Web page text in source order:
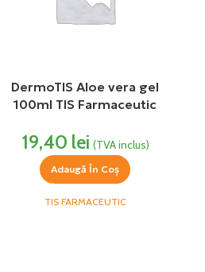
DermoTIS Aloe vera gel
100ml TIS Farmaceutic
19,40 lei (TVA inclus)
Adaugă În Coș
TIS FARMACEUTIC